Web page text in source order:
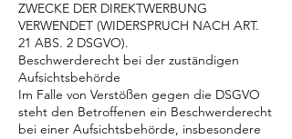
ZWECKE DER DIREKTWERBUNG
VERWENDET (WIDERSPRUCH NACH ART.
21 ABS. 2 DSGVO).
Beschwerderecht bei der zuständigen
Aufsichtsbehörde
Im Falle von Verstößen gegen die DSGVO
steht den Betroffenen ein Beschwerderecht
bei einer Aufsichtsbehörde, insbesondere